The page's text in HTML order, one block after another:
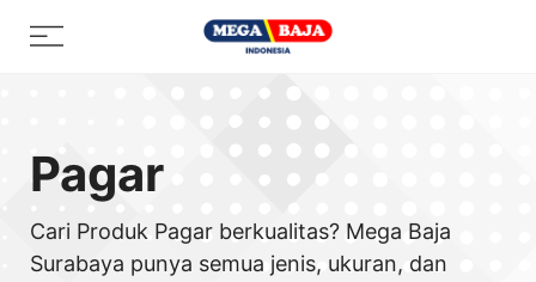
Menu
Pagar
Cari Produk Pagar berkualitas? Mega Baja
Surabaya punya semua jenis, ukuran, dan